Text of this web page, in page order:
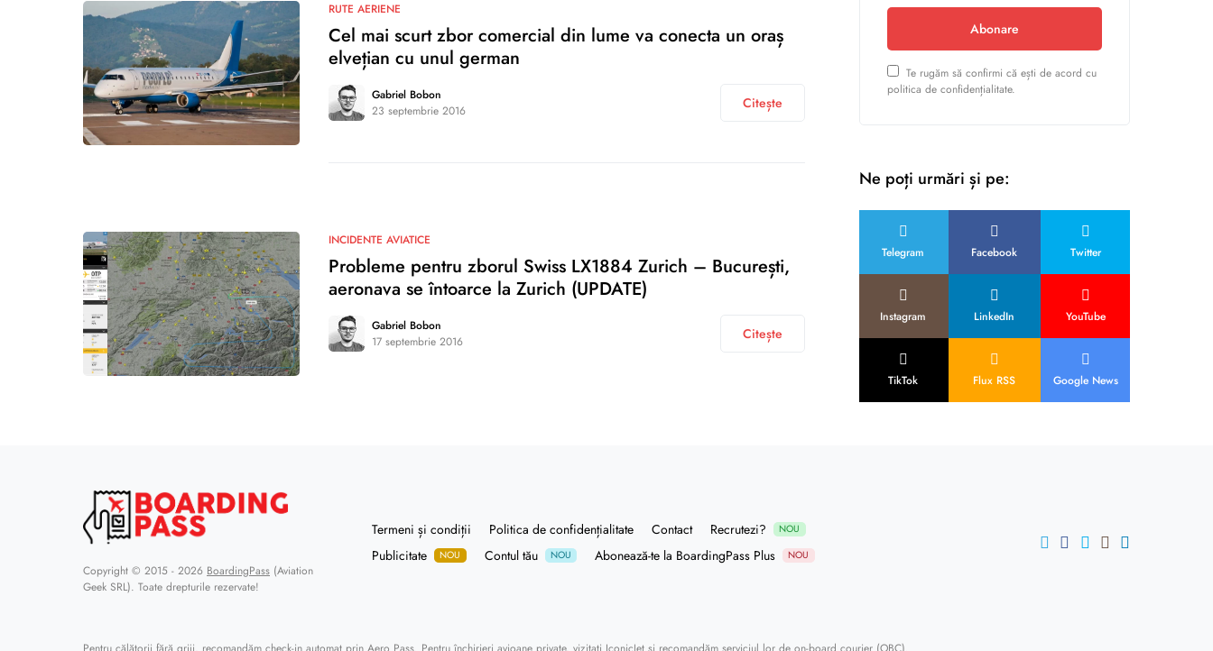
RUTE AERIENE
Cel mai scurt zbor comercial din lume va conecta un oraș
elvețian cu unul german
Gabriel Bobon
23 septembrie 2016
Citește
INCIDENTE AVIATICE
Probleme pentru zborul Swiss LX1884 Zurich – București,
aeronava se întoarce la Zurich (UPDATE)
Gabriel Bobon
17 septembrie 2016
Citește
Abonare
Te rugăm să confirmi că ești de acord cu
politica de confidențialitate.
Ne poți urmări și pe:
Telegram Facebook Twitter
Instagram LinkedIn YouTube
TikTok Flux RSS Google News
Copyright © 2015 - 2026 BoardingPass (Aviation
Geek SRL). Toate drepturile rezervate!
Termeni și condiții Politica de confidențialitate Contact Recrutezi? NOU
Publicitate NOU Contul tău NOU Abonează-te la BoardingPass Plus NOU